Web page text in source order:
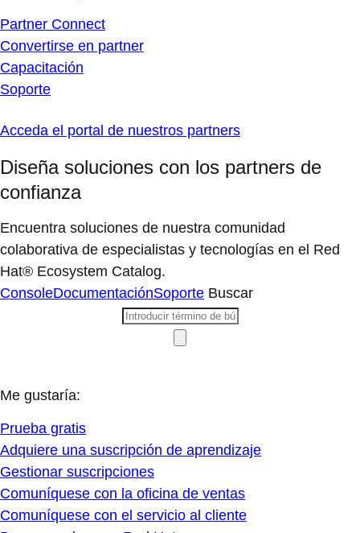
Partner Connect
Convertirse en partner
Capacitación
Soporte
Acceda el portal de nuestros partners
Diseña soluciones con los partners de
confianza
Encuentra soluciones de nuestra comunidad
colaborativa de especialistas y tecnologías en el Red
Hat® Ecosystem Catalog.
ConsoleDocumentaciónSoporte Buscar
Me gustaría:
Prueba gratis
Adquiere una suscripción de aprendizaje
Gestionar suscripciones
Comuníquese con la oficina de ventas
Comuníquese con el servicio al cliente